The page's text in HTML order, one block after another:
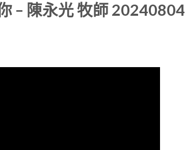
– 陳永光 牧師 20240804